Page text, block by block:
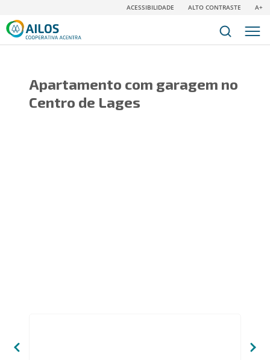
ACESSIBILIDADE ALTO CONTRASTE A+
Apartamento com garagem no
Centro de Lages